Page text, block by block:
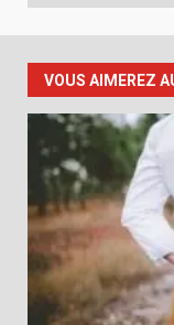
VOUS AIMEREZ